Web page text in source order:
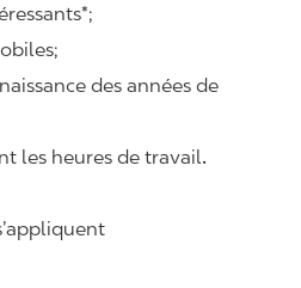
des années de
les heures de travail.